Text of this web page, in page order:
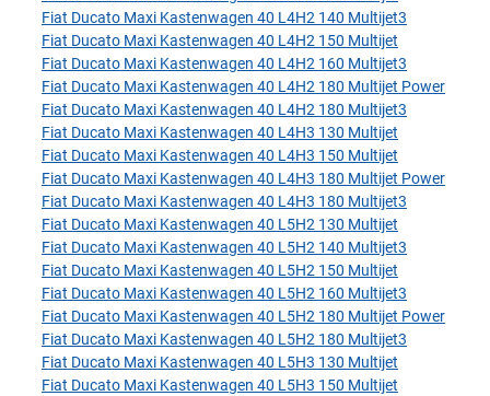
Fiat Ducato Maxi Kastenwagen 40 L4H2 140 Multijet3
Fiat Ducato Maxi Kastenwagen 40 L4H2 150 Multijet
Fiat Ducato Maxi Kastenwagen 40 L4H2 160 Multijet3
Fiat Ducato Maxi Kastenwagen 40 L4H2 180 Multijet Power
Fiat Ducato Maxi Kastenwagen 40 L4H2 180 Multijet3
Fiat Ducato Maxi Kastenwagen 40 L4H3 130 Multijet
Fiat Ducato Maxi Kastenwagen 40 L4H3 150 Multijet
Fiat Ducato Maxi Kastenwagen 40 L4H3 180 Multijet Power
Fiat Ducato Maxi Kastenwagen 40 L4H3 180 Multijet3
Fiat Ducato Maxi Kastenwagen 40 L5H2 130 Multijet
Fiat Ducato Maxi Kastenwagen 40 L5H2 140 Multijet3
Fiat Ducato Maxi Kastenwagen 40 L5H2 150 Multijet
Fiat Ducato Maxi Kastenwagen 40 L5H2 160 Multijet3
Fiat Ducato Maxi Kastenwagen 40 L5H2 180 Multijet Power
Fiat Ducato Maxi Kastenwagen 40 L5H2 180 Multijet3
Fiat Ducato Maxi Kastenwagen 40 L5H3 130 Multijet
Fiat Ducato Maxi Kastenwagen 40 L5H3 150 Multijet